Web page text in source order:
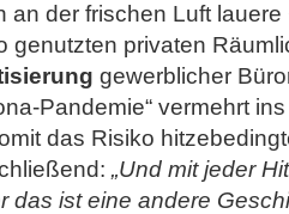
an der frischen Luft
genutzten privaten
gewerblicher
Pandemie“ vermehrt
das Risiko
„Und mit jeder
das ist eine andere